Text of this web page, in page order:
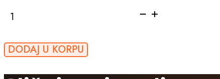
AMBALAŽA
ZA
I
POVRĆE-
PP
DODAJ U KORPU